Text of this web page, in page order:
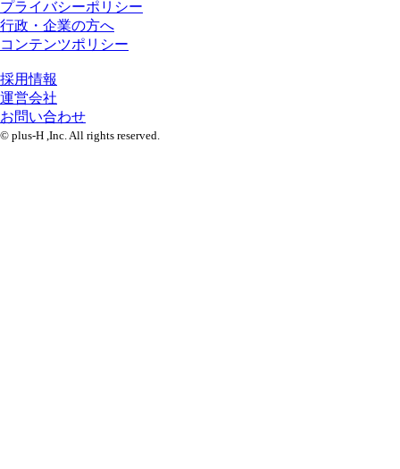
プライバシーポリシー
行政・企業の方へ
コンテンツポリシー
採用情報
運営会社
お問い合わせ
© plus-H ,Inc. All rights reserved.